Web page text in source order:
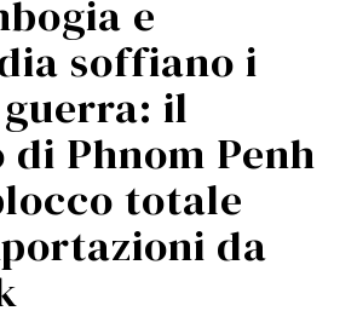
e
soffiano i
il
di Phnom Penh
totale
da